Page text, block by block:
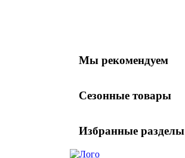
Мы рекомендуем
Сезонные товары
Избранные разделы